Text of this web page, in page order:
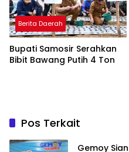
Berita Daerah
Bupati Samosir Serahkan
Bibit Bawang Putih 4 Ton
Pos Terkait
Gemoy